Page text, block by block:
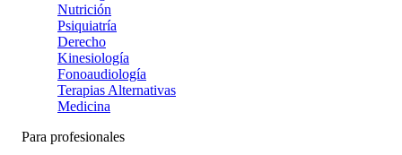
Nutrición
Psiquiatría
Derecho
Kinesiología
Fonoaudiología
Terapias Alternativas
Medicina
Para profesionales